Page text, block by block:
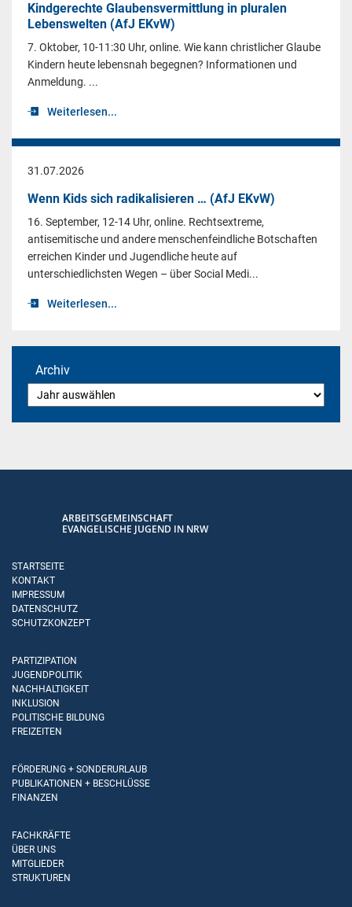
Kindgerechte Glaubensvermittlung in pluralen
Lebenswelten (AfJ EKvW)
7. Oktober, 10-11:30 Uhr, online. Wie kann christlicher Glaube
Kindern heute lebensnah begegnen? Informationen und
Anmeldung. ...
Weiterlesen...
31.07.2026
Wenn Kids sich radikalisieren … (AfJ EKvW)
16. September, 12-14 Uhr, online. Rechtsextreme,
antisemitische und andere menschenfeindliche Botschaften
erreichen Kinder und Jugendliche heute auf
unterschiedlichsten Wegen – über Social Medi...
Weiterlesen...
Archiv
ARBEITSGEMEINSCHAFT
EVANGELISCHE JUGEND IN NRW
STARTSEITE
KONTAKT
IMPRESSUM
DATENSCHUTZ
SCHUTZKONZEPT
PARTIZIPATION
JUGENDPOLITIK
NACHHALTIGKEIT
INKLUSION
POLITISCHE BILDUNG
FREIZEITEN
FÖRDERUNG + SONDERURLAUB
PUBLIKATIONEN + BESCHLÜSSE
FINANZEN
FACHKRÄFTE
ÜBER UNS
MITGLIEDER
STRUKTUREN